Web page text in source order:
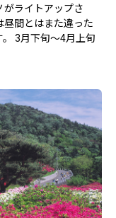
がライトアップさ
昼間とはまた違った
3月下旬～4月上旬